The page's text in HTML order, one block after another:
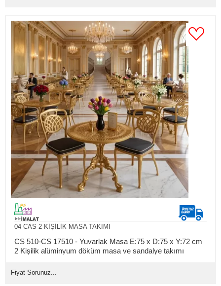
04 CAS 2 KİŞİLİK MASA TAKIMI
CS 510-CS 17510 - Yuvarlak Masa E:75 x D:75 x Y:72 cm
2 Kişilik alüminyum döküm masa ve sandalye takımı
Fiyat Sorunuz...